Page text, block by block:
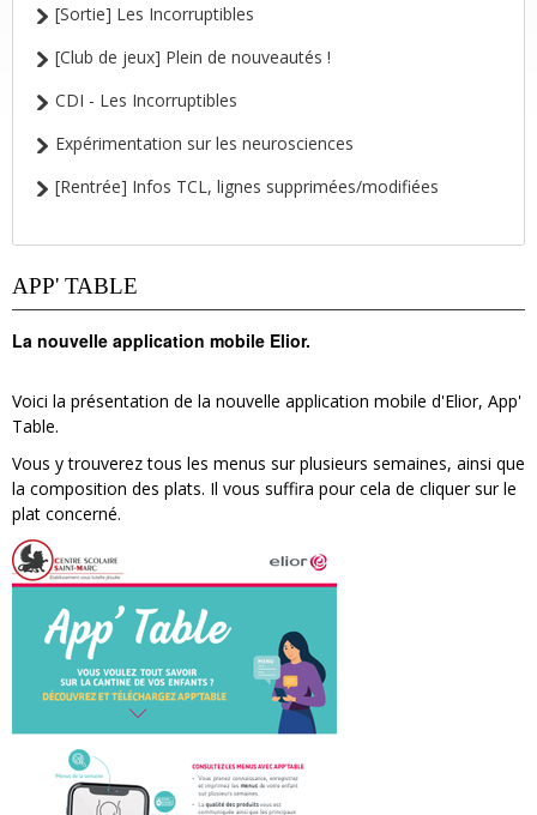
[Sortie] Les Incorruptibles
[Club de jeux] Plein de nouveautés !
CDI - Les Incorruptibles
Expérimentation sur les neurosciences
[Rentrée] Infos TCL, lignes supprimées/modifiées
APP' TABLE
La nouvelle application mobile Elior.
Voici la présentation de la nouvelle application mobile d'Elior, App'
Table.
Vous y trouverez tous les menus sur plusieurs semaines, ainsi que
la composition des plats. Il vous suffira pour cela de cliquer sur le
plat concerné.